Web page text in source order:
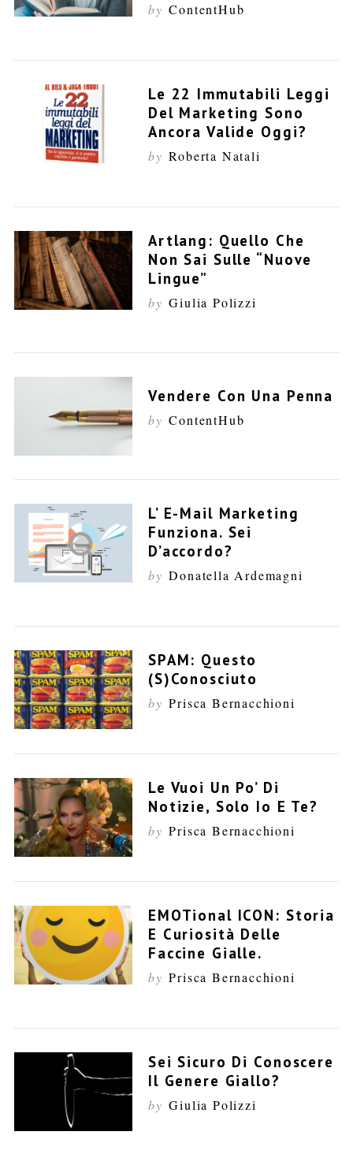
by ContentHub
Le 22 Immutabili Leggi
Del Marketing Sono
Ancora Valide Oggi?
by Roberta Natali
Artlang: Quello Che
Non Sai Sulle “nuove
Lingue”
by Giulia Polizzi
Vendere Con Una Penna
by ContentHub
L’ E-Mail Marketing
Funziona. Sei
D’accordo?
by Donatella Ardemagni
SPAM: Questo
(s)conosciuto
by Prisca Bernacchioni
Le Vuoi Un Po’ Di
Notizie, Solo Io E Te?
by Prisca Bernacchioni
EMOTional ICON: Storia
E Curiosità Delle
Faccine Gialle.
by Prisca Bernacchioni
Sei Sicuro Di Conoscere
Il Genere Giallo?
by Giulia Polizzi
S
e
a
h
f
o
r
: